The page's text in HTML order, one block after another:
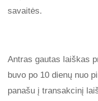
savaitės.
Antras gautas laiškas
buvo po 10 dienų nuo
panašu į transakcinį